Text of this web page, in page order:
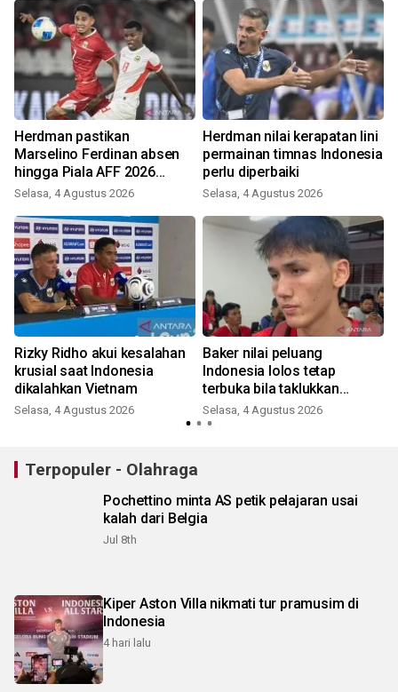
Herdman pastikan
Marselino Ferdinan absen
hingga Piala AFF 2026
berakhir
Selasa, 4 Agustus 2026
Herdman nilai kerapatan lini
permainan timnas Indonesia
perlu diperbaiki
Selasa, 4 Agustus 2026
Rizky Ridho akui kesalahan
krusial saat Indonesia
dikalahkan Vietnam
Selasa, 4 Agustus 2026
Baker nilai peluang
Indonesia lolos tetap
terbuka bila taklukkan
Singapura
Selasa, 4 Agustus 2026
Terpopuler - Olahraga
Pochettino minta AS petik pelajaran usai
kalah dari Belgia
Jul 8th
Kiper Aston Villa nikmati tur pramusim di
Indonesia
4 hari lalu